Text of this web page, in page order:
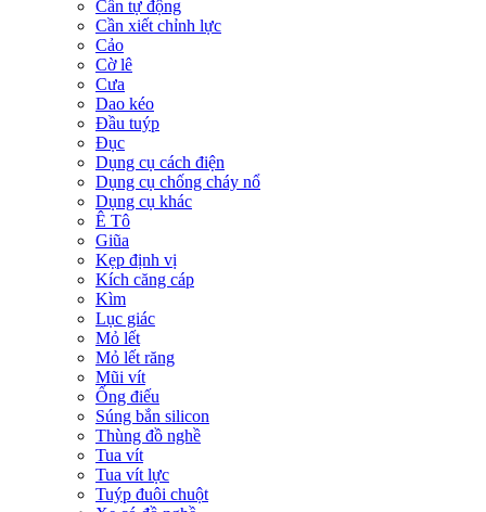
Cần tự động
Cần xiết chỉnh lực
Cảo
Cờ lê
Cưa
Dao kéo
Đầu tuýp
Đục
Dụng cụ cách điện
Dụng cụ chống cháy nổ
Dụng cụ khác
Ê Tô
Giũa
Kẹp định vị
Kích căng cáp
Kìm
Lục giác
Mỏ lết
Mỏ lết răng
Mũi vít
Ống điếu
Súng bắn silicon
Thùng đồ nghề
Tua vít
Tua vít lực
Tuýp đuôi chuột